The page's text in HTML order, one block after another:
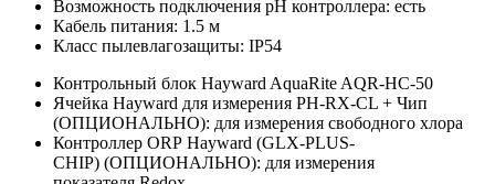
Возможность подключения pH контроллера: есть
Кабель питания: 1.5 м
Класс пылевлагозащиты: IP54
Контрольный блок Hayward AquaRite AQR-HC-50
Ячейка Hayward для измерения PH-RX-CL + Чип
(ОПЦИОНАЛЬНО): для измерения свободного хлора
Контроллер ORP Hayward (GLX-PLUS-
CHIP) (ОПЦИОНАЛЬНО): для измерения